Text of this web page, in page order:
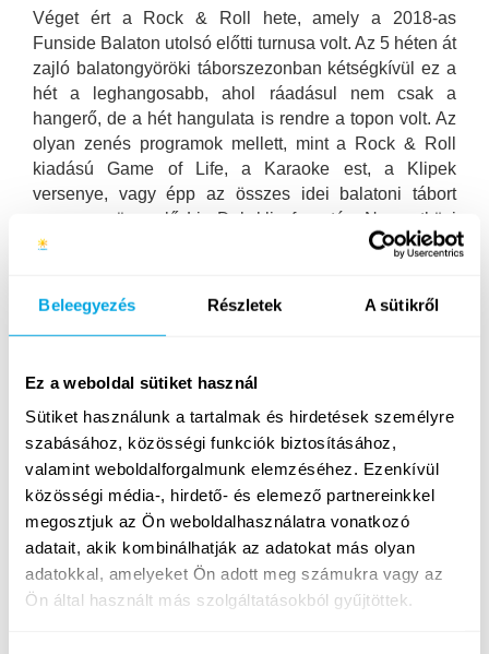
Beleegyezés Részletek A sütikről
Ez a weboldal sütiket használ
Sütiket használunk a tartalmak és hirdetések személyre
szabásához, közösségi funkciók biztosításához,
valamint weboldalforgalmunk elemzéséhez. Ezenkívül
közösségi média-, hirdető- és elemező partnereinkkel
megosztjuk az Ön weboldalhasználatra vonatkozó
adatait, akik kombinálhatják az adatokat más olyan
adatokkal, amelyeket Ön adott meg számukra vagy az
Ön által használt más szolgáltatásokból gyűjtöttek.
Véget ért a Rock & Roll hete, amely a 2018-as
Funside Balaton utolsó előtti turnusa volt. Az 5 héten át
zajló balatongyöröki táborszezonban kétségkívül ez a
hét a leghangosabb, ahol ráadásul nem csak a
hangerő, de a hét hangulata is rendre a topon volt. Az
olyan zenés programok mellett, mint a Rock & Roll
kiadású Game of Life, a Karaoke est, a Klipek
versenye, vagy épp az összes idei balatoni tábort
egyszerre ünneplő Lip Dub klip forgatás; Nemzetközi
játék est, Szabadtéri mozi, balatoni kikapcsolódás és
Alábbi videóink segítségével te is betekintést
nyerhetsz, milyen volt a Funside Balaton Rock & Roll
böngészd végig 4. heti Facebook képgalériánkat!
A hét legjobb pillanatai